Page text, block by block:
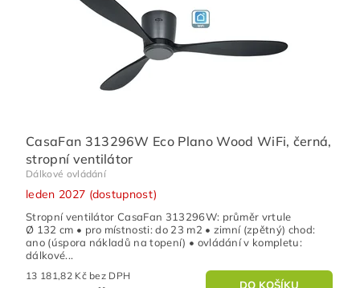
CasaFan 313296W Eco Plano Wood WiFi, černá,
stropní ventilátor
Dálkové ovládání
leden 2027 (dostupnost)
Stropní ventilátor CasaFan 313296W: průměr vrtule
Ø 132 cm • pro místnosti: do 23 m2 • zimní (zpětný) chod:
ano (úspora nákladů na topení) • ovládání v kompletu:
dálkové...
13 181,82 Kč bez DPH